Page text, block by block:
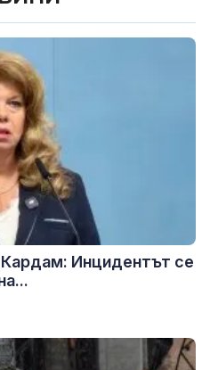
Кардам: Инцидентът се